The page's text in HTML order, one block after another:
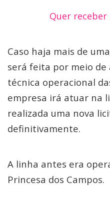
Quer receber
Caso haja mais de
será feita por meio de
técnica operacional
empresa irá atuar na
realizada uma nova
definitivamente.
A linha antes era
Princesa dos Campos.